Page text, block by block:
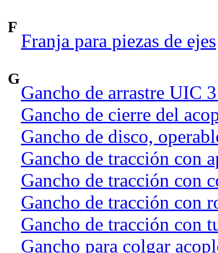
F
Franja para piezas de ejes
G
Gancho de arrastre UIC
Gancho de cierre del
Gancho de disco,
Gancho de tracción con
Gancho de tracción con
Gancho de tracción con
Gancho de tracción con
Gancho para colgar